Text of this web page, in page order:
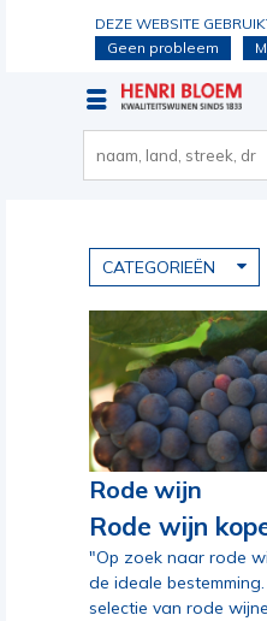
DEZE WEBSITE
Geen probleem
CATEGORIEËN
Rode wijn
Rode wijn
"Op zoek naar rode
de ideale
selectie van rode